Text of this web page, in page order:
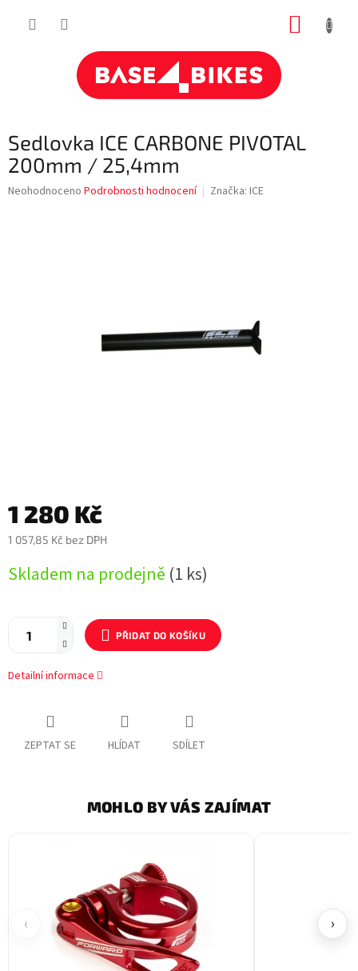
Sedlovka ICE CARBONE PIVOTAL
200mm / 25,4mm
Průměrné
Neohodnoceno Podrobnosti hodnocení Značka: ICE
1 280 Kč
1 057,85 Kč bez DPH
cena:
Skladem na prodejně (1 ks)
PŘIDAT DO KOŠÍKU
Detailní informace
ZEPTAT SE HLÍDAT SDÍLET
MOHLO BY VÁS ZAJÍMAT
‹ ›